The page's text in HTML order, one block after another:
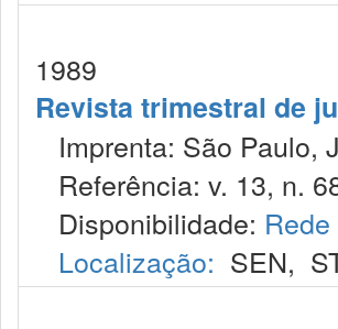
1989
Revista trimestral de
Imprenta: São Paulo,
Referência: v. 13, n.
Disponibilidade:
Localização: SEN,